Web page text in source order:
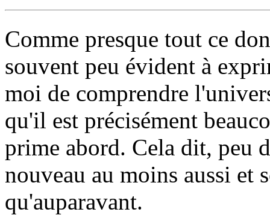
Comme presque tout ce
souvent peu évident à
moi de comprendre
qu'il est précisément
prime abord. Cela dit, peu
nouveau au moins aussi et
qu'auparavant.